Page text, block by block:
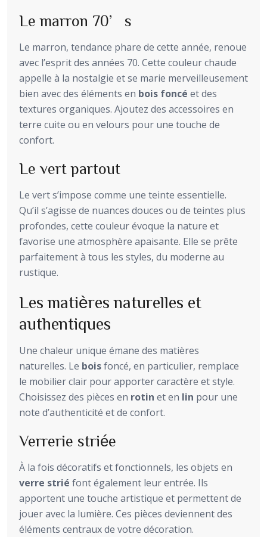
Le marron 70’s
Le marron, tendance phare de cette année, renoue
avec l’esprit des années 70. Cette couleur chaude
appelle à la nostalgie et se marie merveilleusement
bien avec des éléments en bois foncé et des
textures organiques. Ajoutez des accessoires en
terre cuite ou en velours pour une touche de
confort.
Le vert partout
Le vert s’impose comme une teinte essentielle.
Qu’il s’agisse de nuances douces ou de teintes plus
profondes, cette couleur évoque la nature et
favorise une atmosphère apaisante. Elle se prête
parfaitement à tous les styles, du moderne au
rustique.
Les matières naturelles et
authentiques
Une chaleur unique émane des matières
naturelles. Le boisfoncé, en particulier, remplace
le mobilier clair pour apporter caractère et style.
Choisissez des pièces en rotin et en lin pour une
note d’authenticité et de confort.
Verrerie striée
À la fois décoratifs et fonctionnels, les objets en
verre strié font également leur entrée. Ils
apportent une touche artistique et permettent de
jouer avec la lumière. Ces pièces deviennent des
éléments centraux de votre décoration.